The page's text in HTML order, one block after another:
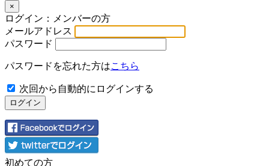
×
ログイン：メンバーの方
メールアドレス
パスワード
パスワードを忘れた方はこちら
次回から自動的にログインする
初めての方